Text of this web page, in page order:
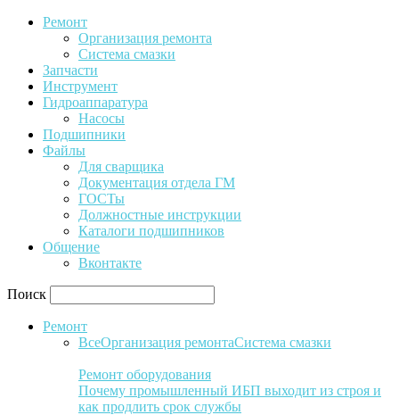
Ремонт
Организация ремонта
Система смазки
Запчасти
Инструмент
Гидроаппаратура
Насосы
Подшипники
Файлы
Для сварщика
Документация отдела ГМ
ГОСТы
Должностные инструкции
Каталоги подшипников
Общение
Вконтакте
Поиск
Ремонт
ВсеОрганизация ремонтаСистема смазки
Ремонт оборудования
Почему промышленный ИБП выходит из строя и
как продлить срок службы